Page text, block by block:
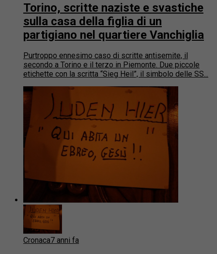
Torino, scritte naziste e svastiche
sulla casa della figlia di un
partigiano nel quartiere Vanchiglia
Purtroppo ennesimo caso di scritte antisemite, il
secondo a Torino e il terzo in Piemonte. Due piccole
etichette con la scritta “Sieg Heil”, il simbolo delle SS...
Cronaca7 anni fa